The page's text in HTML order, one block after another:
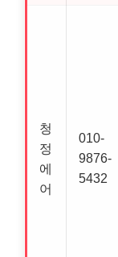
청
정
에
어
010-
9876-
5432